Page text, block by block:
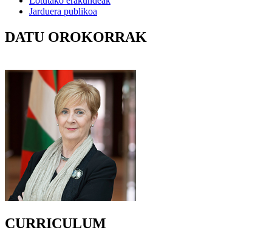
Jarduera publikoa
DATU OROKORRAK
CURRICULUM